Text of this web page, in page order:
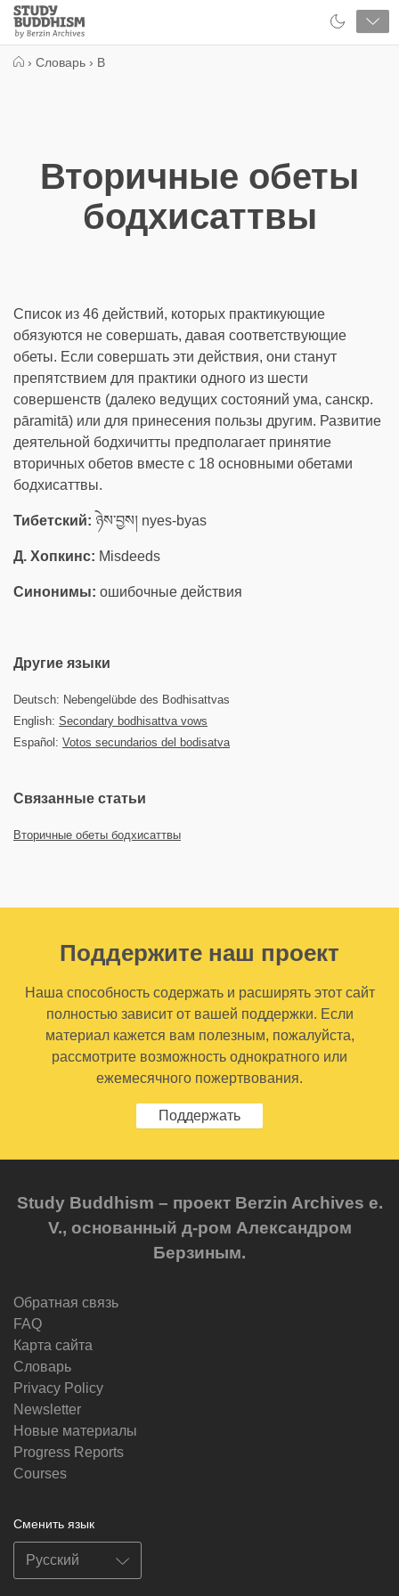
Close
Study
Buddhism
› Словарь › В
Вторичные обеты
бодхисаттвы
Список из 46 действий, которых практикующие
обязуются не совершать, давая соответствующие
обеты. Если совершать эти действия, они станут
препятствием для практики одного из шести
совершенств (далеко ведущих состояний ума, санскр.
pāramitā) или для принесения пользы другим. Развитие
деятельной бодхичитты предполагает принятие
вторичных обетов вместе с 18 основными обетами
бодхисаттвы.
Тибетский: ཉེས་བྱས། nyes-byas
Д. Хопкинс: Misdeeds
Синонимы: ошибочные действия
Другие языки
Deutsch: Nebengelübde des Bodhisattvas
English: Secondary bodhisattva vows
Español: Votos secundarios del bodisatva
Связанные статьи
Вторичные обеты бодхисаттвы
Поддержите наш проект
Наша способность содержать и расширять этот сайт
полностью зависит от вашей поддержки. Если
материал кажется вам полезным, пожалуйста,
рассмотрите возможность однократного или
ежемесячного пожертвования.
Поддержать
Study Buddhism – проект Berzin Archives e.
V., основанный д-ром Александром
Берзиным.
Обратная связь
FAQ
Карта сайта
Словарь
Privacy Policy
Newsletter
Новые материалы
Progress Reports
Courses
Сменить язык